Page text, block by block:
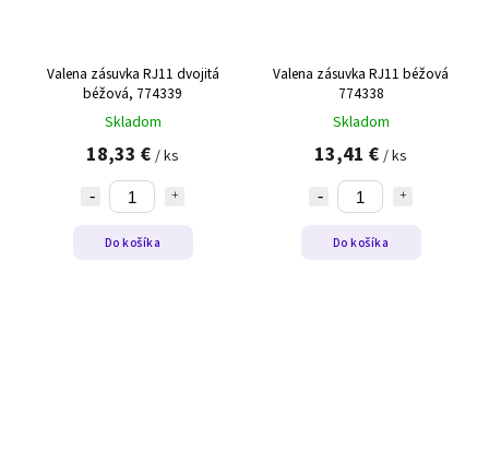
Valena zásuvka RJ11 dvojitá
béžová, 774339
Skladom
18,33 € / ks
Do košíka
Valena zásuvka RJ11 béžová
774338
Skladom
13,41 € / ks
Do košíka